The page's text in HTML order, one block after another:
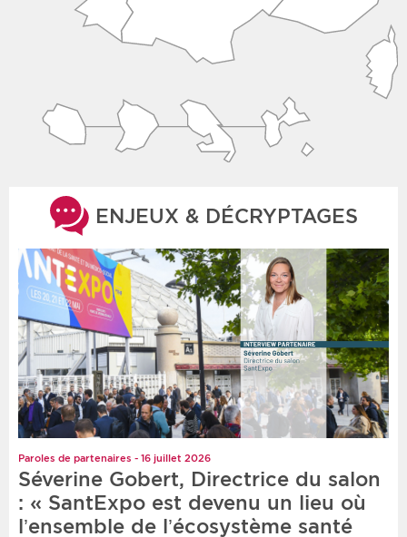
ENJEUX & DÉCRYPTAGES
Paroles de partenaires - 16 juillet 2026
Séverine Gobert, Directrice du salon
: « SantExpo est devenu un lieu où
l’ensemble de l’écosystème santé